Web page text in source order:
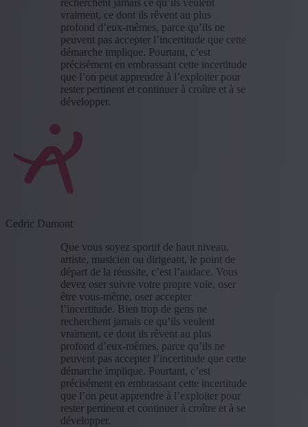
vraiment, ce dont ils rêvent au plus
profond d’eux-mêmes, parce qu’ils ne
peuvent pas accepter l’incertitude que cette
démarche implique. Pourtant, c’est
précisément en embrassant cette incertitude
que l’on peut apprendre à l’exploiter pour
rester pertinent et continuer à croître et à se
développer.
Cedric Dumont
Que vous soyez sportif de haut niveau,
artiste, musicien ou dirigeant, le point de
départ de la réussite, c’est l’audace. Vous
devez oser suivre votre propre voie, oser
être vous-même, oser accepter
l’incertitude. Bien trop de gens ne
recherchent jamais ce qu’ils veulent
vraiment, ce dont ils rêvent au plus
profond d’eux-mêmes, parce qu’ils ne
peuvent pas accepter l’incertitude que cette
démarche implique. Pourtant, c’est
précisément en embrassant cette incertitude
que l’on peut apprendre à l’exploiter pour
rester pertinent et continuer à croître et à se
développer.